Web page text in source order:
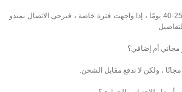
ج: 1000-5000 متر مربع ، 25-40 يومًا ، إذا واجهت فترة خاصة ، فيرجى الاتصال بمندو
، ولكن لا ندفع مقابل الشحن.